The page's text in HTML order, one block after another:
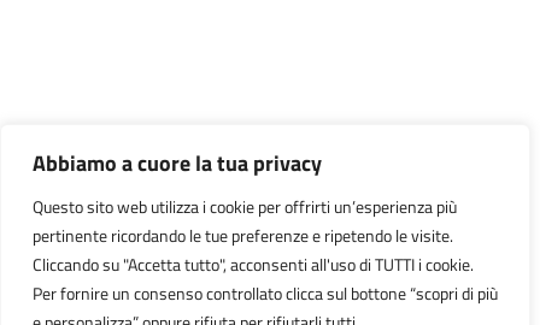
Abbiamo a cuore la tua privacy
Questo sito web utilizza i cookie per offrirti un’esperienza più
pertinente ricordando le tue preferenze e ripetendo le visite.
Cliccando su "Accetta tutto", acconsenti all'uso di TUTTI i cookie.
Per fornire un consenso controllato clicca sul bottone “scopri di più